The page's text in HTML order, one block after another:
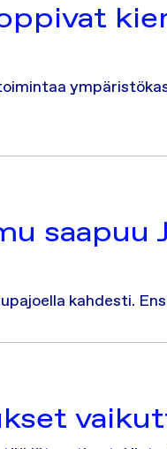
saapuu
kahdesti.